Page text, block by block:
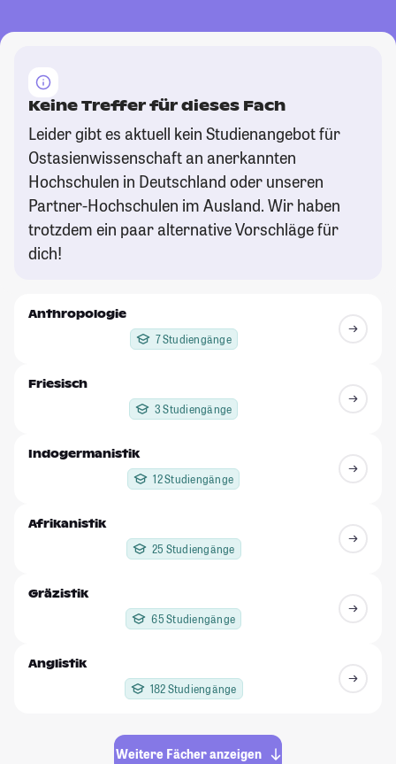
Keine Treffer für dieses Fach
Leider gibt es aktuell kein Studienangebot für
Ostasienwissenschaft an anerkannten
Hochschulen in Deutschland oder unseren
Partner-Hochschulen im Ausland. Wir haben
trotzdem ein paar alternative Vorschläge für
dich!
Anthropologie
7 Studiengänge
Friesisch
3 Studiengänge
Indogermanistik
12 Studiengänge
Afrikanistik
25 Studiengänge
Gräzistik
65 Studiengänge
Anglistik
182 Studiengänge
Weitere Fächer anzeigen